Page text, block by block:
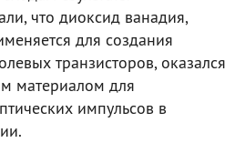
что диоксид ванадия,
для создания
транзисторов, оказался
материалом для
импульсов в